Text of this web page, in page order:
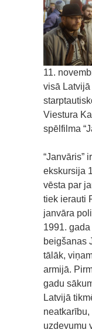
11.
visā
Viestura
spēlfilma
“Janvāris”
ekskursija
vēsta par
tiek ierauti
janvāra
1991.
beigšanas
tālāk,
armijā.
gadu
Latvijā
uzdevumu